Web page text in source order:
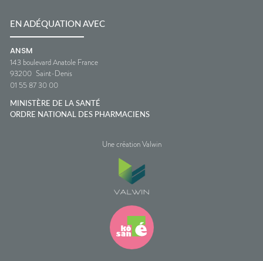
EN ADÉQUATION AVEC
ANSM
143 boulevard Anatole France
93200 Saint-Denis
01 55 87 30 00
MINISTÈRE DE LA SANTÉ
ORDRE NATIONAL DES PHARMACIENS
Une création Valwin